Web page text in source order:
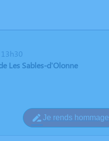
Les Sables-d'Olonne
Je rends hommage